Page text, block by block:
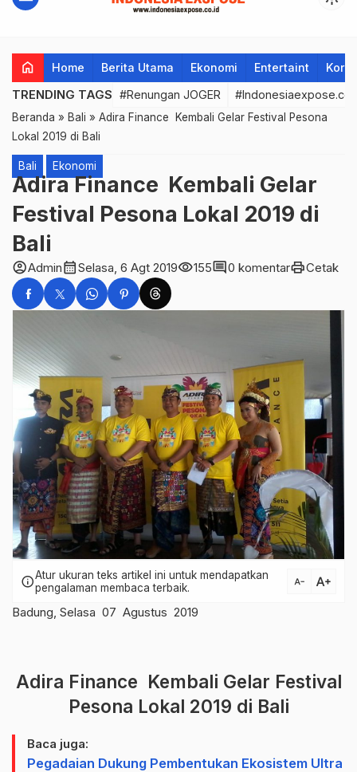
home Home Berita Utama Ekonomi Entertaint
TRENDING TAGS #Renungan JOGER
Beranda » Bali » Adira Finance Kembali Gelar Festival Pesona
Lokal 2019 di Bali
Bali Ekonomi
Adira Finance Kembali Gelar
Festival Pesona Lokal 2019 di
Bali
account_circleAdmincalendar_monthSelasa, 6 Agt 2019visibility155comment0 komentarprintCetak
infoAtur ukuran teks artikel ini untuk mendapatkan
pengalaman membaca terbaik.
text_decrease text_increase
Badung, Selasa 07 Agustus 2019
Adira Finance Kembali Gelar Festival
Pesona Lokal 2019 di Bali
Baca juga:
Pegadaian Dukung Pembentukan Ekosistem Ultra